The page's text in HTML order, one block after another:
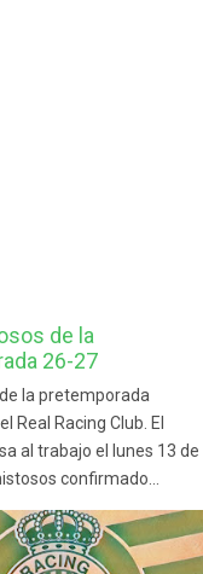
de la
26-27
de la pretemporada
Real Racing Club. El
al trabajo el lunes 13 de
confirmado...